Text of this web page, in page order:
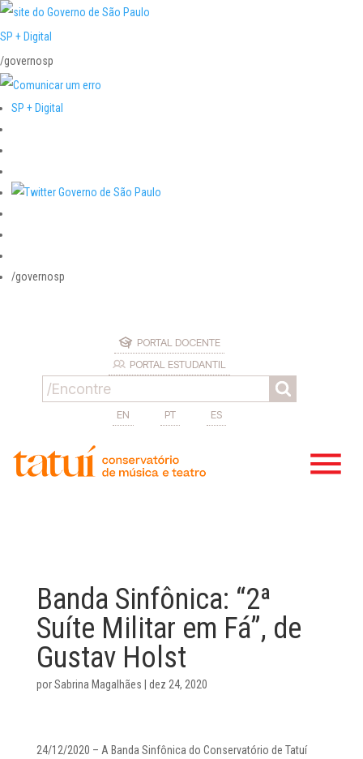
SP + Digital
/governosp
SP + Digital
/governosp
PORTAL DOCENTE
PORTAL ESTUDANTIL
EN PT ES
Banda Sinfônica: “2ª
Suíte Militar em Fá”, de
Gustav Holst
porSabrina Magalhães dez 24, 2020
24/12/2020 – A Banda Sinfônica do Conservatório de Tatuí